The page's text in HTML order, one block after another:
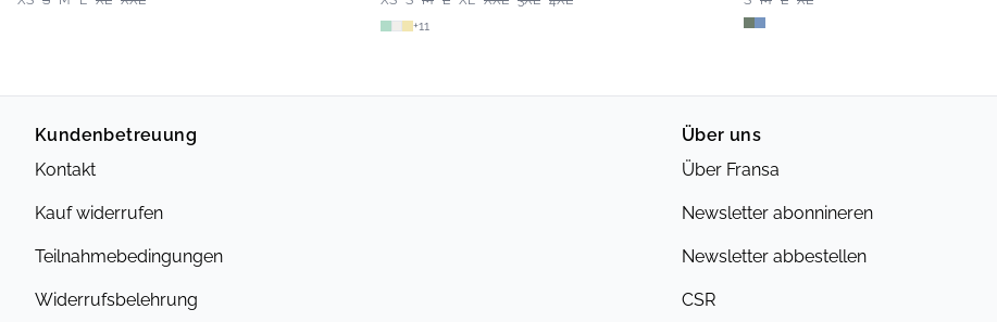
+11
Kundenbetreuung
Kontakt
Kauf widerrufen
Teilnahmebedingungen
Widerrufsbelehrung
Über uns
Über Fransa
Newsletter abonnineren
Newsletter abbestellen
CSR